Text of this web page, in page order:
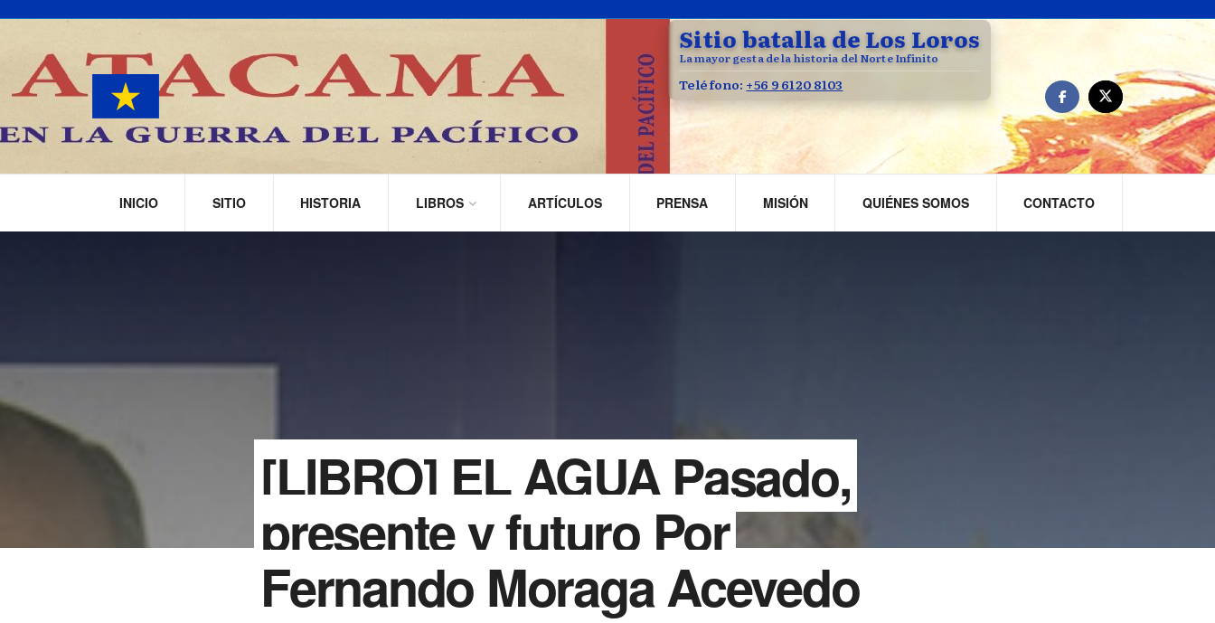
Sitio batalla de Los Loros
La mayor gesta de la historia del Norte Infinito
Teléfono: +56 9 6120 8103
INICIO SITIO HISTORIA LIBROS ARTÍCULOS PRENSA MISIÓN QUIÉNES SOMOS CONTACTO
[LIBRO] EL AGUA Pasado,
presente y futuro Por
Fernando Moraga Acevedo